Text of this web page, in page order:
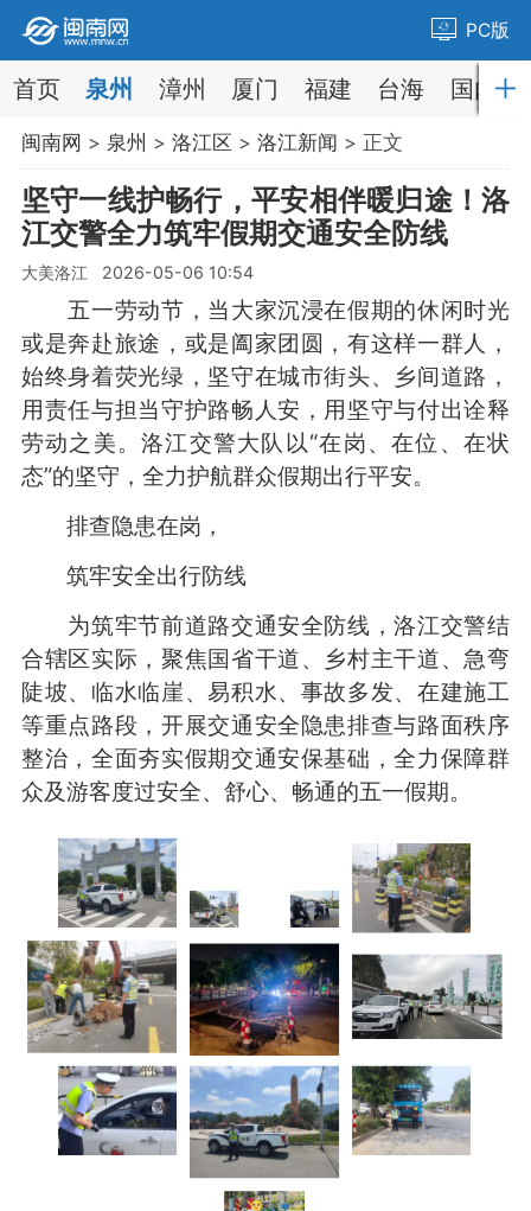
PC版
首页 泉州 漳州 厦门 福建 台海 国内
闽南网 > 泉州 > 洛江区 > 洛江新闻 > 正文
坚守一线护畅行，平安相伴暖归途！洛
江交警全力筑牢假期交通安全防线
大美洛江 2026-05-06 10:54
五一劳动节，当大家沉浸在假期的休闲时光
或是奔赴旅途，或是阖家团圆，有这样一群人，
始终身着荧光绿，坚守在城市街头、乡间道路，
用责任与担当守护路畅人安，用坚守与付出诠释
劳动之美。洛江交警大队以“在岗、在位、在状
态”的坚守，全力护航群众假期出行平安。
排查隐患在岗，
筑牢安全出行防线
为筑牢节前道路交通安全防线，洛江交警结
合辖区实际，聚焦国省干道、乡村主干道、急弯
陡坡、临水临崖、易积水、事故多发、在建施工
等重点路段，开展交通安全隐患排查与路面秩序
整治，全面夯实假期交通安保基础，全力保障群
众及游客度过安全、舒心、畅通的五一假期。